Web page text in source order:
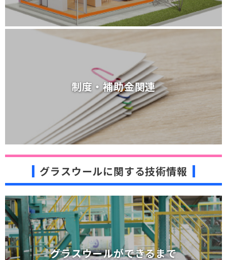
制度・補助金関連
制度・補助金関連
グラスウールに関する技術情報
グラスウールができるまで